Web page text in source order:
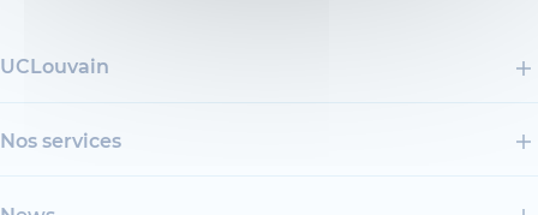
UCLouvain
Nos services